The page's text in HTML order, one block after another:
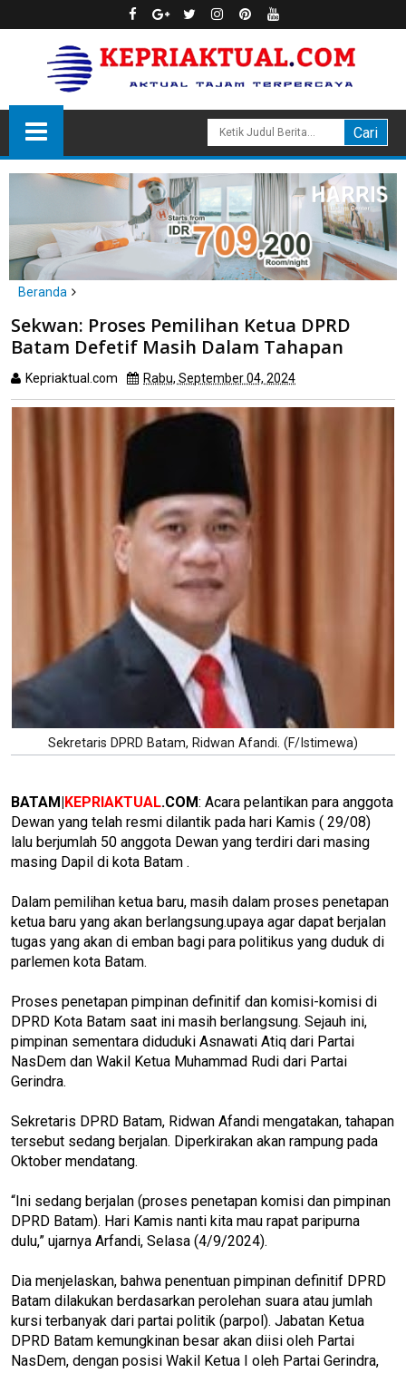
Beranda
politik
Sekwan: Proses Pemilihan Ketua DPRD Batam Defetif Masih
Sekwan: Proses Pemilihan Ketua DPRD
Batam Defetif Masih Dalam Tahapan
Kepriaktual.com Rabu, September 04, 2024
Sekretaris DPRD Batam, Ridwan Afandi. (F/Istimewa)
BATAM|KEPRIAKTUAL.COM: Acara pelantikan para anggota
Dewan yang telah resmi dilantik pada hari Kamis ( 29/08)
lalu berjumlah 50 anggota Dewan yang terdiri dari masing
masing Dapil di kota Batam .
Dalam pemilihan ketua baru, masih dalam proses penetapan
ketua baru yang akan berlangsung.upaya agar dapat berjalan
tugas yang akan di emban bagi para politikus yang duduk di
parlemen kota Batam.
Proses penetapan pimpinan definitif dan komisi-komisi di
DPRD Kota Batam saat ini masih berlangsung. Sejauh ini,
pimpinan sementara diduduki Asnawati Atiq dari Partai
NasDem dan Wakil Ketua Muhammad Rudi dari Partai
Gerindra.
Sekretaris DPRD Batam, Ridwan Afandi mengatakan, tahapan
tersebut sedang berjalan. Diperkirakan akan rampung pada
Oktober mendatang.
“Ini sedang berjalan (proses penetapan komisi dan pimpinan
DPRD Batam). Hari Kamis nanti kita mau rapat paripurna
dulu,” ujarnya Arfandi, Selasa (4/9/2024).
Dia menjelaskan, bahwa penentuan pimpinan definitif DPRD
Batam dilakukan berdasarkan perolehan suara atau jumlah
kursi terbanyak dari partai politik (parpol). Jabatan Ketua
DPRD Batam kemungkinan besar akan diisi oleh Partai
NasDem, dengan posisi Wakil Ketua I oleh Partai Gerindra,